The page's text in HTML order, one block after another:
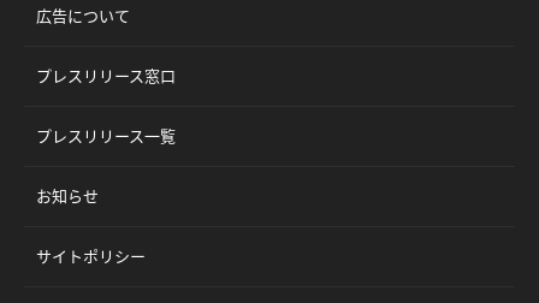
広告について
プレスリリース窓口
プレスリリース一覧
お知らせ
サイトポリシー